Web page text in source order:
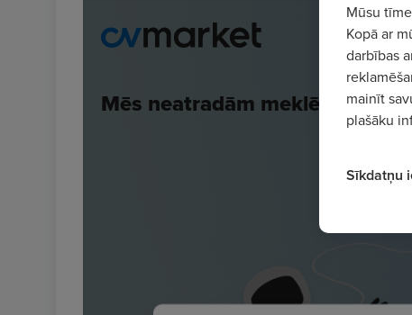
Mūsu
Kopā ar
darbības
mainīt
plašāku
Sīkdatņu